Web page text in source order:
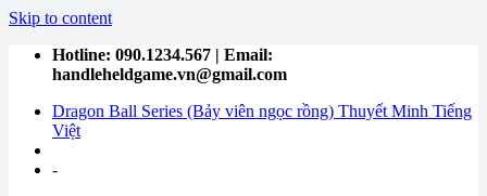
Skip to content
Hotline: 090.1234.567 | Email:
handleheldgame.vn@gmail.com
Dragon Ball Series (Bảy viên ngọc rồng) Thuyết Minh Tiếng
Việt
-